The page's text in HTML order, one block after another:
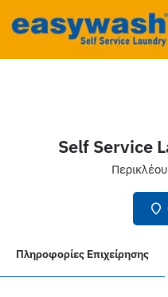
Self Service
Πληροφορίες Επιχείρησης